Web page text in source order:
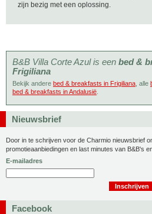
zijn bezig met een oplossing.
B&B Villa Corte Azul is een bed &
Frigiliana
Bekijk andere bed & breakfasts in Frigiliana , alle
bed & breakfasts in Andalusië
Nieuwsbrief
Door in te schrijven voor de Charmio nieuwsbrief
promotieaanbiedingen en last minutes van B&B's
E-mailadres
Facebook